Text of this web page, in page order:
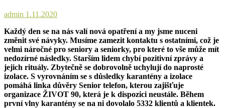
admin 1.11.2020
Každý den se na nás valí nová opatření a my jsme nuceni
změnit své návyky. Musíme zamezit kontaktu s ostatními, což je
velmi náročné pro seniory a seniorky, pro které to vše může mít
nedozírné následky. Starším lidem chybí pozitivní zprávy a
jejich rituály. Zbytečně se dobrovolně uchylují do naprosté
izolace. S vyrovnáním se s důsledky karantény a izolace
pomáhá linka důvěry Senior telefon, kterou zajišťuje
organizace ŽIVOT 90, která je k dispozici neustále. Během
první vlny karantény se na ni dovolalo 5332 klientů a klientek.